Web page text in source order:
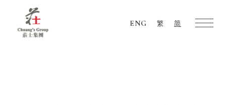
ENG 繁 简